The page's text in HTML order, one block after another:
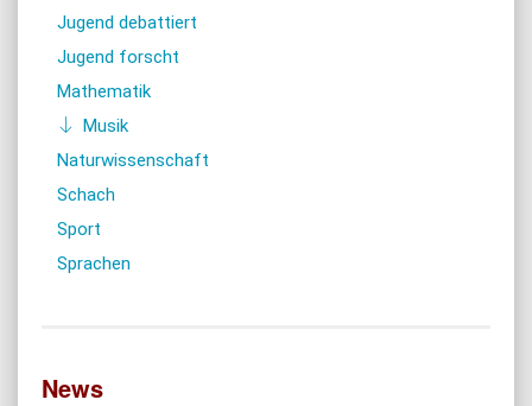
Jugend debattiert
Jugend forscht
Mathematik
Musik
Naturwissenschaft
Schach
Sport
Sprachen
News